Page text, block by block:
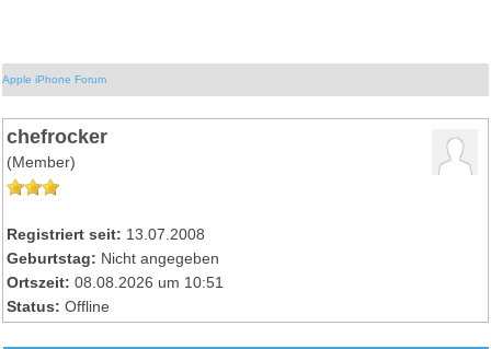
Apple iPhone Forum
chefrocker
(Member)
Registriert seit: 13.07.2008
Geburtstag: Nicht angegeben
Ortszeit: 08.08.2026 um 10:51
Status: Offline